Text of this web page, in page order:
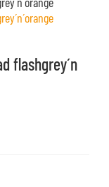
flashgrey´n